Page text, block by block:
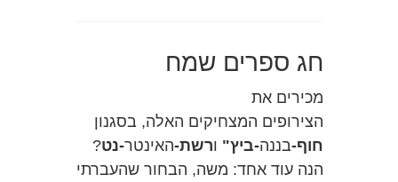
חג ספרים שמח
מכירים את
הצירופים המצחיקים האלה, בסגנון
חוף-בננה-ביץ" ורשת-האינטר-נט?
הנה עוד אחד: משה, הבחור שהעברתי